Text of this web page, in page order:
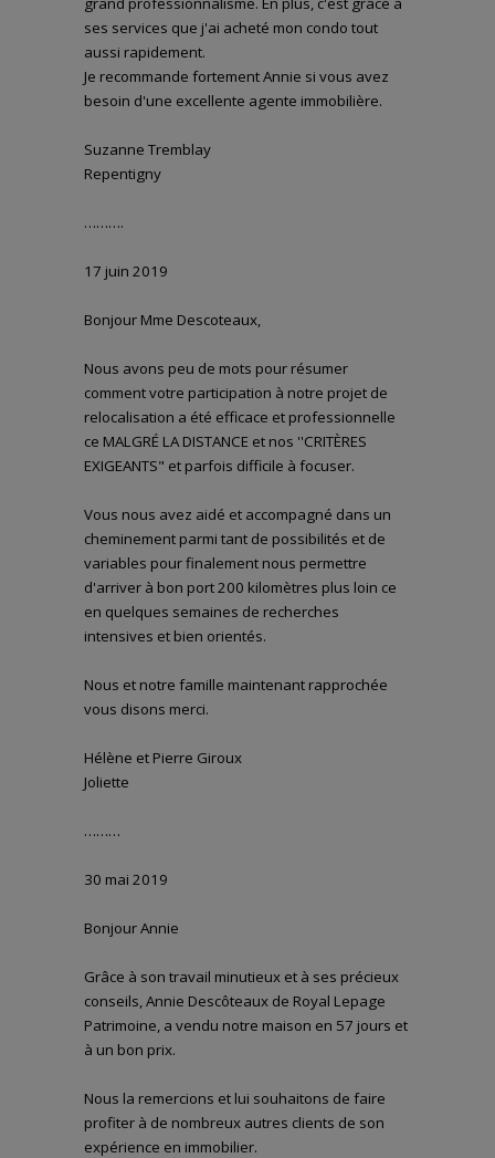
ses services que j'ai acheté mon condo tout
aussi rapidement.
Je recommande fortement Annie si vous avez
besoin d'une excellente agente immobilière.
Suzanne Tremblay
Repentigny
……….
17 juin 2019
Bonjour Mme Descoteaux,
Nous avons peu de mots pour résumer
comment votre participation à notre projet de
relocalisation a été efficace et professionnelle
ce MALGRÉ LA DISTANCE et nos ''CRITÈRES
EXIGEANTS" et parfois difficile à focuser.
Vous nous avez aidé et accompagné dans un
cheminement parmi tant de possibilités et de
variables pour finalement nous permettre
d'arriver à bon port 200 kilomètres plus loin ce
en quelques semaines de recherches
intensives et bien orientés.
Nous et notre famille maintenant rapprochée
vous disons merci.
Hélène et Pierre Giroux
Joliette
………
30 mai 2019
Bonjour Annie
Grâce à son travail minutieux et à ses précieux
conseils, Annie Descôteaux de Royal Lepage
Patrimoine, a vendu notre maison en 57 jours et
à un bon prix.
Nous la remercions et lui souhaitons de faire
profiter à de nombreux autres clients de son
expérience en immobilier.